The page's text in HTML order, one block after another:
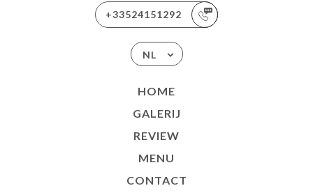
+33524151292
NL
HOME
GALERIJ
REVIEW
MENU
CONTACT